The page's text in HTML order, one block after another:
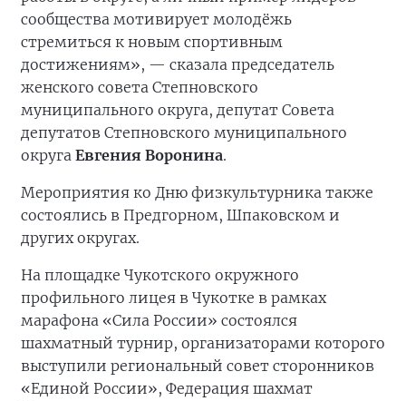
сообщества мотивирует молодёжь
стремиться к новым спортивным
достижениям», — сказала председатель
женского совета Степновского
муниципального округа, депутат Совета
депутатов Степновского муниципального
округа Евгения Воронина.
Мероприятия ко Дню физкультурника также
состоялись в Предгорном, Шпаковском и
других округах.
На площадке Чукотского окружного
профильного лицея в Чукотке в рамках
марафона «Сила России» состоялся
шахматный турнир, организаторами которого
выступили региональный совет сторонников
«Единой России», Федерация шахмат